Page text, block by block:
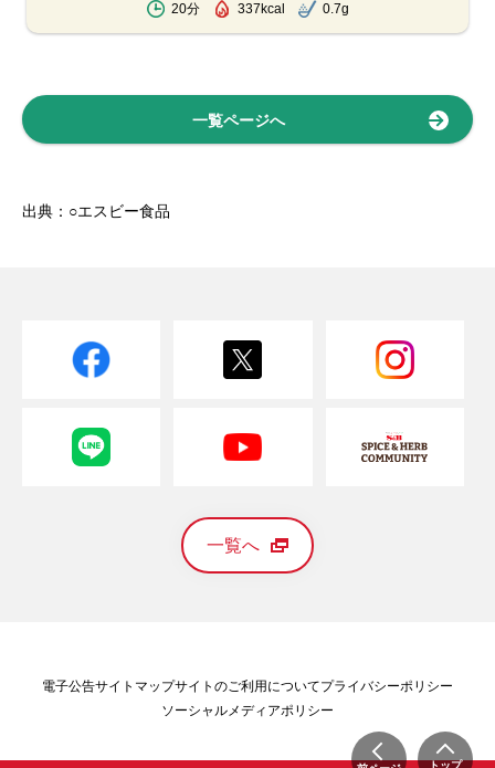
20分 337kcal 0.7g
一覧ページへ
出典：○エスビー食品
トップ
一覧へ
電子公告サイトマップサイトのご利用についてプライバシーポリシー
ソーシャルメディアポリシー